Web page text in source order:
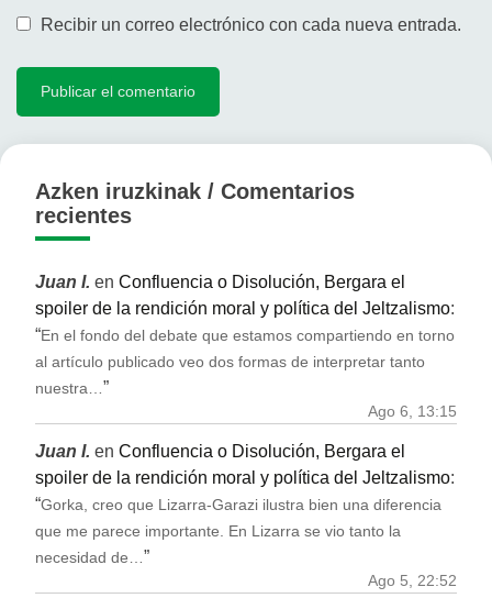
Recibir un correo electrónico con cada nueva entrada.
Azken iruzkinak / Comentarios
recientes
Juan I. en Confluencia o Disolución, Bergara el
spoiler de la rendición moral y política del Jeltzalismo:
“En el fondo del debate que estamos compartiendo en torno
al artículo publicado veo dos formas de interpretar tanto
nuestra… ”
Ago 6, 13:15
Juan I. en Confluencia o Disolución, Bergara el
spoiler de la rendición moral y política del Jeltzalismo:
“Gorka, creo que Lizarra-Garazi ilustra bien una diferencia
que me parece importante. En Lizarra se vio tanto la
necesidad de…”
Ago 5, 22:52